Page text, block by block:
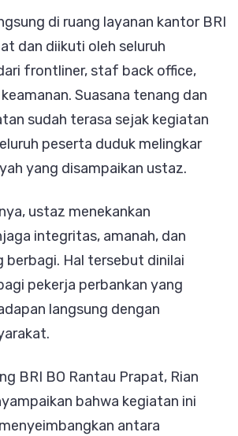
di ruang layanan kantor BRI
dan diikuti oleh seluruh
frontliner, staf back office,
Suasana tenang dan
sudah terasa sejak kegiatan
peserta duduk melingkar
yang disampaikan ustaz.
ustaz menekankan
integritas, amanah, dan
berbagi. Hal tersebut dinilai
pekerja perbankan yang
langsung dengan
BRI BO Rantau Prapat, Rian
bahwa kegiatan ini
antara